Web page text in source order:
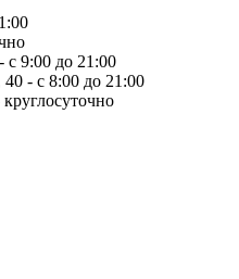
с 9:00 до 21:00
40 - с 8:00 до 21:00
круглосуточно